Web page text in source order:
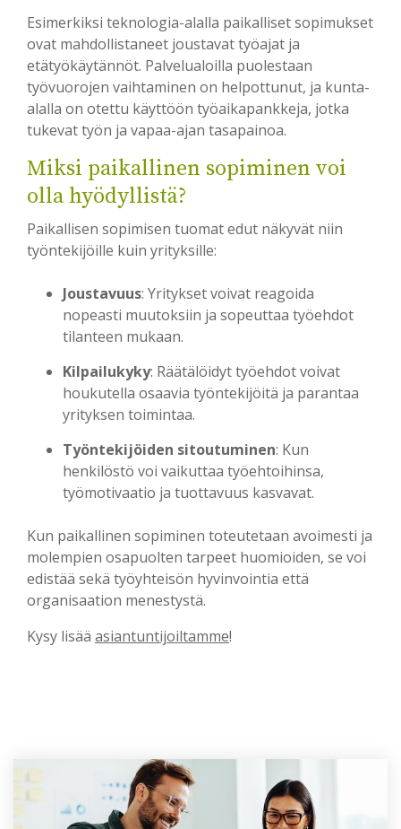
Esimerkiksi teknologia-alalla paikalliset sopimukset
ovat mahdollistaneet joustavat työajat ja
etätyökäytännöt. Palvelualoilla puolestaan
työvuorojen vaihtaminen on helpottunut, ja kunta-
alalla on otettu käyttöön työaikapankkeja, jotka
tukevat työn ja vapaa-ajan tasapainoa.
Miksi paikallinen sopiminen voi
olla hyödyllistä?
Paikallisen sopimisen tuomat edut näkyvät niin
työntekijöille kuin yrityksille:
Joustavuus: Yritykset voivat reagoida
nopeasti muutoksiin ja sopeuttaa työehdot
tilanteen mukaan.
Kilpailukyky: Räätälöidyt työehdot voivat
houkutella osaavia työntekijöitä ja parantaa
yrityksen toimintaa.
Työntekijöiden sitoutuminen: Kun
henkilöstö voi vaikuttaa työehtoihinsa,
työmotivaatio ja tuottavuus kasvavat.
Kun paikallinen sopiminen toteutetaan avoimesti ja
molempien osapuolten tarpeet huomioiden, se voi
edistää sekä työyhteisön hyvinvointia että
organisaation menestystä.
Kysy lisää asiantuntijoiltamme!